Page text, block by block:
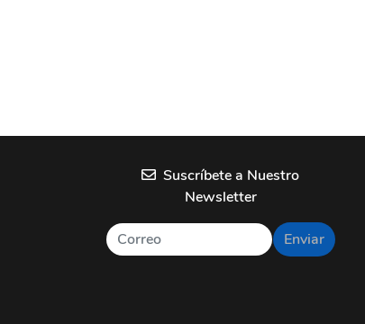
Suscríbete a Nuestro
Newsletter
Enviar